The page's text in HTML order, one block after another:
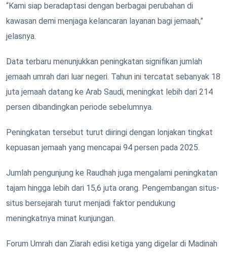
“Kami siap beradaptasi dengan berbagai perubahan di
kawasan demi menjaga kelancaran layanan bagi jemaah,”
jelasnya.
Data terbaru menunjukkan peningkatan signifikan jumlah
jemaah umrah dari luar negeri. Tahun ini tercatat sebanyak 18
juta jemaah datang ke Arab Saudi, meningkat lebih dari 214
persen dibandingkan periode sebelumnya.
Peningkatan tersebut turut diiringi dengan lonjakan tingkat
kepuasan jemaah yang mencapai 94 persen pada 2025.
Jumlah pengunjung ke Raudhah juga mengalami peningkatan
tajam hingga lebih dari 15,6 juta orang. Pengembangan situs-
situs bersejarah turut menjadi faktor pendukung
meningkatnya minat kunjungan.
Forum Umrah dan Ziarah edisi ketiga yang digelar di Madinah